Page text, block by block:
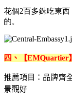
花個2百多銖吃東
的。
四、【EMQuartier】
推薦項目：品牌齊
景觀好